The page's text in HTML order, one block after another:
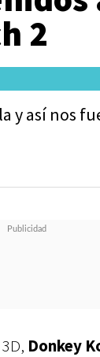
2
y así nos
Donkey